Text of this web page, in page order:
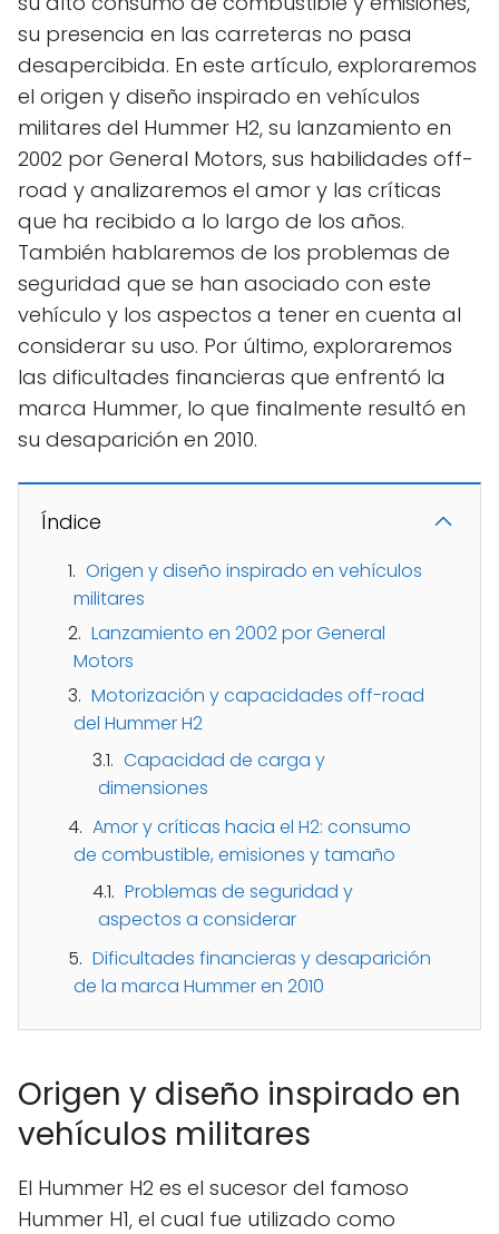
su presencia en las carreteras no pasa
desapercibida. En este artículo, exploraremos
el origen y diseño inspirado en vehículos
militares del Hummer H2, su lanzamiento en
2002 por General Motors, sus habilidades off-
road y analizaremos el amor y las críticas
que ha recibido a lo largo de los años.
También hablaremos de los problemas de
seguridad que se han asociado con este
vehículo y los aspectos a tener en cuenta al
considerar su uso. Por último, exploraremos
las dificultades financieras que enfrentó la
marca Hummer, lo que finalmente resultó en
su desaparición en 2010.
Índice
Origen y diseño inspirado en vehículos
militares
Lanzamiento en 2002 por General
Motors
Motorización y capacidades off-road
del Hummer H2
Capacidad de carga y
dimensiones
Amor y críticas hacia el H2: consumo
de combustible, emisiones y tamaño
Problemas de seguridad y
aspectos a considerar
Dificultades financieras y desaparición
de la marca Hummer en 2010
Origen y diseño inspirado en
vehículos militares
El Hummer H2 es el sucesor del famoso
Hummer H1, el cual fue utilizado como